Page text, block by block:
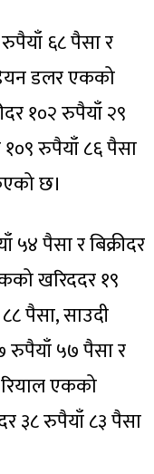
६८ पैसा र
डलर एकको
१०२ रुपैयाँ २९
रुपैयाँ ८६ पैसा
छ।
५४ पैसा र बिक्रीदर
खरिददर १९
पैसा, साउदी
रुपैयाँ ५७ पैसा र
एकको
३८ रुपैयाँ ८३ पैसा